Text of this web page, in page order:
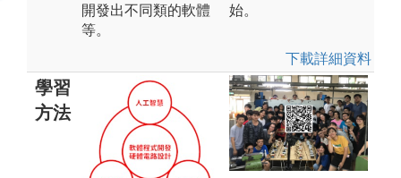
開發出不同類的軟體
等。
始。
下載詳細資料
學習
方法